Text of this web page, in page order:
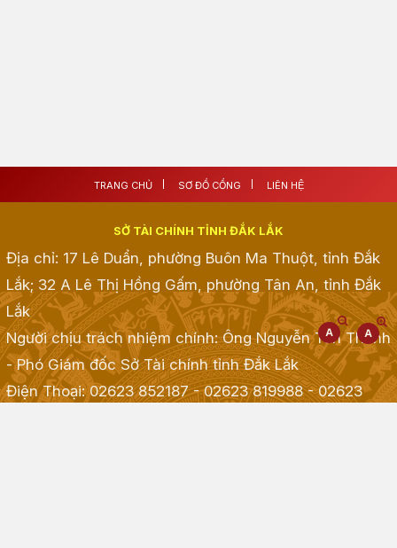
TRANG CHỦ SƠ ĐỒ CỔNG LIÊN HỆ
SỞ TÀI CHÍNH TỈNH ĐẮK LẮK
Địa chỉ: 17 Lê Duẩn, phường Buôn Ma Thuột, tỉnh Đắk
Lắk; 32 A Lê Thị Hồng Gấm, phường Tân An, tỉnh Đắk
Lắk
Người chịu trách nhiệm chính: Ông Nguyễn Tấn Thành
- Phó Giám đốc Sở Tài chính tỉnh Đắk Lắk
Điện Thoại: 02623 852187 - 02623 819988 - 02623